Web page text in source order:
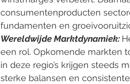
consumentenproducten
fundamenten en
Wereldwijde Marktdynamiek:
een rol. Opkomende markten
in deze regio’s krijgen steeds
sterke balansen en